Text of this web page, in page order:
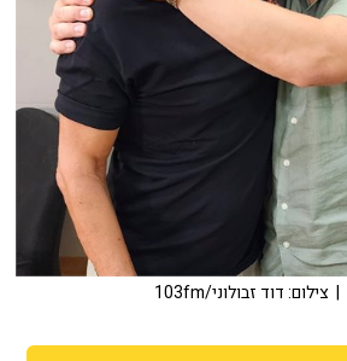
| צילום: דוד זבולוני/103fm